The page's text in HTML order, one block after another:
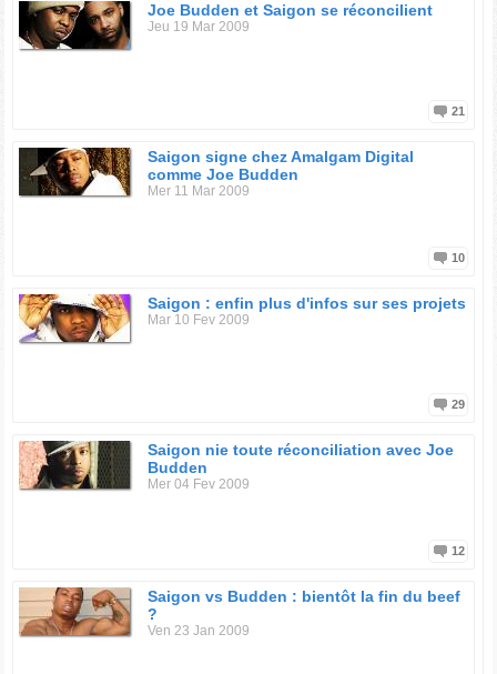
Joe Budden et Saigon se réconcilient
Jeu 19 Mar 2009
21
Saigon signe chez Amalgam Digital
comme Joe Budden
Mer 11 Mar 2009
10
Saigon : enfin plus d'infos sur ses projets
Mar 10 Fev 2009
29
Saigon nie toute réconciliation avec Joe
Budden
Mer 04 Fev 2009
12
Saigon vs Budden : bientôt la fin du beef
?
Ven 23 Jan 2009